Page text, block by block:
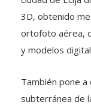
3D, obtenido
ortofoto aérea,
y modelos
También pone
subterránea de